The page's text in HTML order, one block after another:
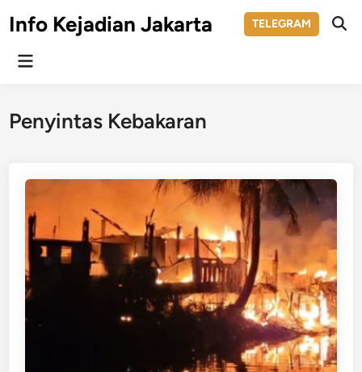
toInfo Kejadian Jakarta TELEGRAM
Main
Penyintas Kebakaran